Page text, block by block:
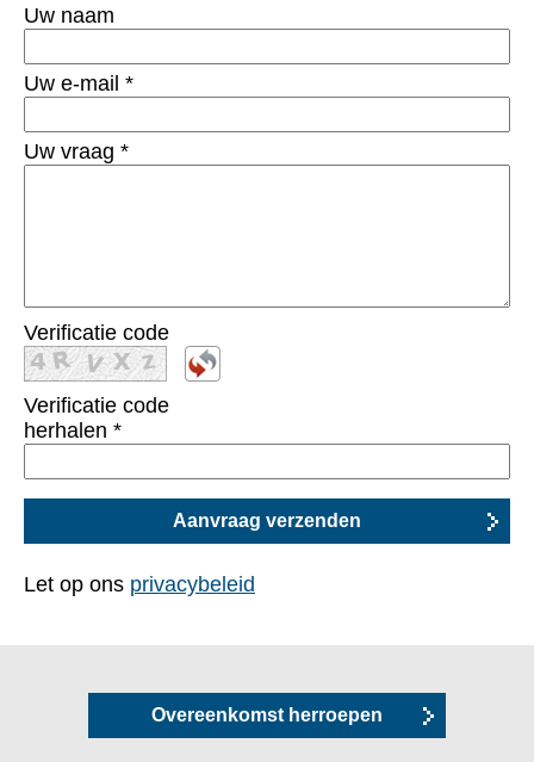
Uw naam
Uw e-mail *
Uw vraag *
Verificatie code
Verificatie code
herhalen *
Let op ons privacybeleid
Overeenkomst herroepen